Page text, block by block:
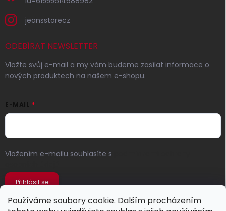
Používáme soubory cookie. Dalším procházením
jeansstorecz
ODEBÍRAT NEWSLETTER
Vložte svůj e-mail a my vám budeme zasílat informace o
nových produktech na našem e-shopu.
E-MAIL
Vložením e-mailu souhlasíte s
Přihlásit se